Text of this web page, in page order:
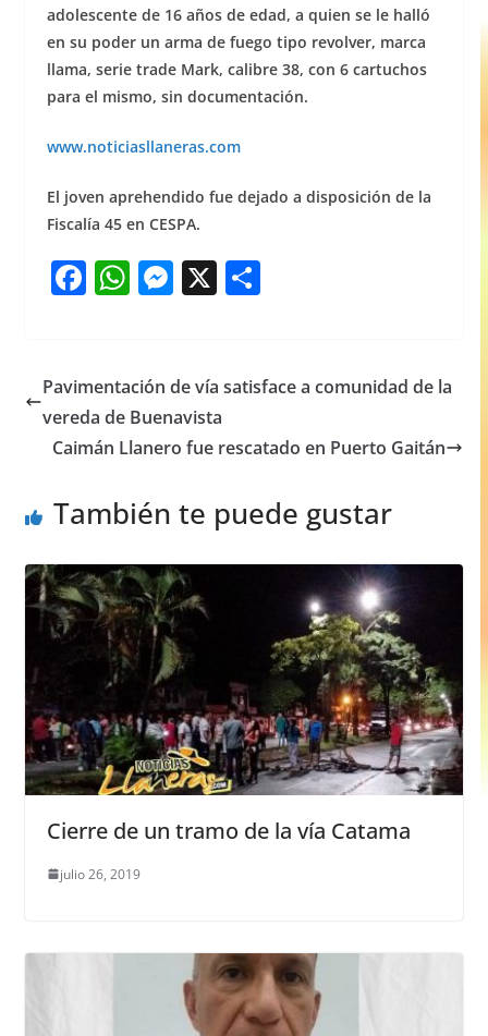
adolescente de 16 años de edad, a quien se le halló
en su poder un arma de fuego tipo revolver, marca
llama, serie trade Mark, calibre 38, con 6 cartuchos
para el mismo, sin documentación.
www.noticiasllaneras.com
El joven aprehendido fue dejado a disposición de la
Fiscalía 45 en CESPA.
F
e
b
o
k
W
s
A
p
M
e
n
g
X S
e
Pavimentación de vía satisface a comunidad de la
vereda de Buenavista
Caimán Llanero fue rescatado en Puerto Gaitán
También te puede gustar
Cierre de un tramo de la vía Catama
julio 26, 2019